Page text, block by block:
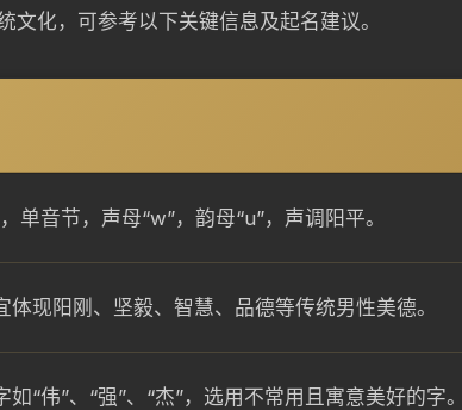
文化，可参考以下关键信息及起名建议。
单音节，声母“w”，韵母“u”，声调阳平。
体现阳刚、坚毅、智慧、品德等传统男性美德。
如“伟”、“强”、“杰”，选用不常用且寓意美好的字。